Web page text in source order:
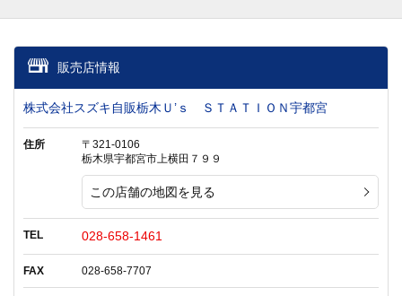
販売店情報
株式会社スズキ自販栃木Ｕ’ｓ ＳＴＡＴＩＯＮ宇都宮
住所
〒321-0106
栃木県宇都宮市上横田７９９
この店舗の地図を見る
TEL 028-658-1461
FAX 028-658-7707